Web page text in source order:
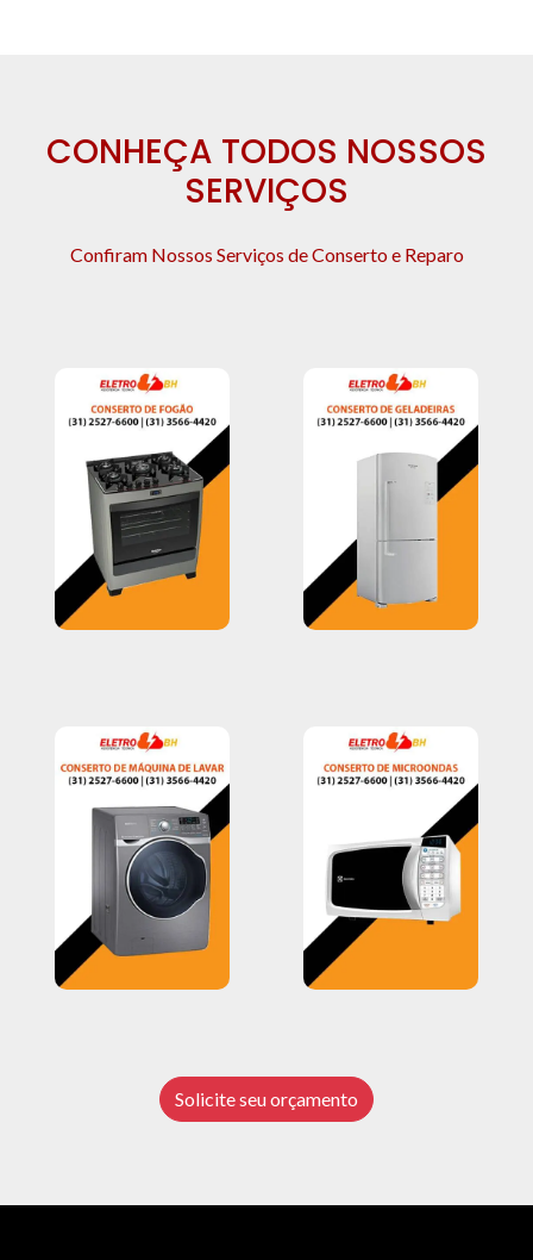
CONHEÇA TODOS NOSSOS
SERVIÇOS
Confiram Nossos Serviços de Conserto e Reparo
Solicite seu orçamento